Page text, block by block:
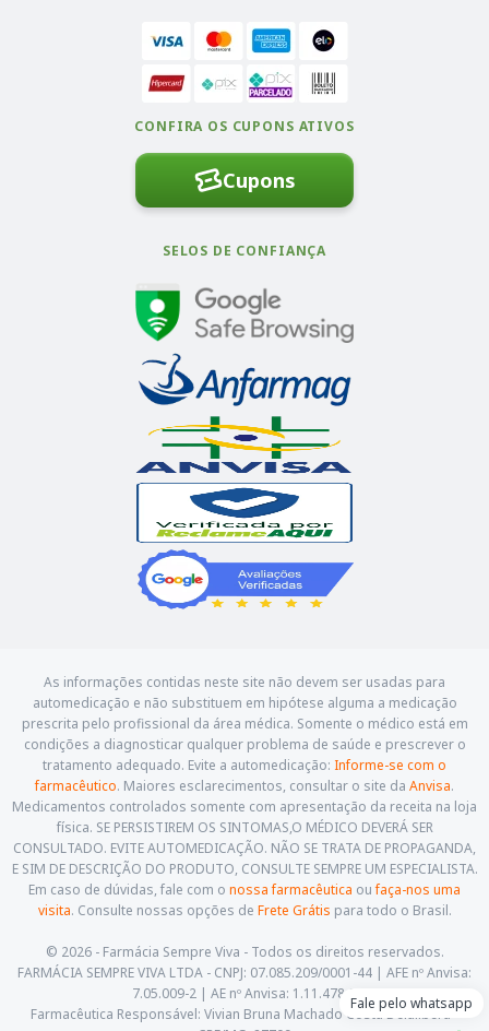
Fale pelo whatsapp
As informações contidas neste site não devem ser usadas para
automedicação e não substituem em hipótese alguma a medicação
prescrita pelo profissional da área médica. Somente o médico está em
condições a diagnosticar qualquer problema de saúde e prescrever o
tratamento adequado. Evite a automedicação: Informe-se com o
farmacêutico. Maiores esclarecimentos, consultar o site da Anvisa.
Medicamentos controlados somente com apresentação da receita na loja
física. SE PERSISTIREM OS SINTOMAS,O MÉDICO DEVERÁ SER
CONSULTADO. EVITE AUTOMEDICAÇÃO. NÃO SE TRATA DE PROPAGANDA,
E SIM DE DESCRIÇÃO DO PRODUTO, CONSULTE SEMPRE UM ESPECIALISTA.
Em caso de dúvidas, fale com o nossa farmacêutica oufaça-nos uma
visita. Consulte nossas opções de Frete Grátis para todo o Brasil.
© 2026 - Farmácia Sempre Viva - Todos os direitos reservados.
FARMÁCIA SEMPRE VIVA LTDA - CNPJ: 07.085.209/0001-44 | AFE nº Anvisa:
7.05.009-2 | AE nº Anvisa: 1.11.478-5
Farmacêutica Responsável: Vivian Bruna Machado Costa Delalibera -
CONFIRA OS CUPONS ATIVOS
Cupons
SELOS DE CONFIANÇA